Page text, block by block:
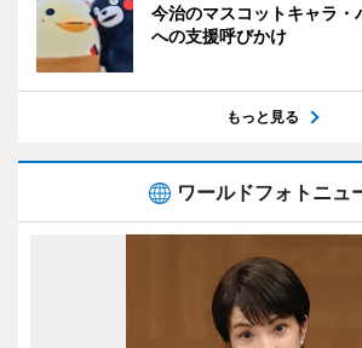
今治のマスコットキャラ・
への支援呼びかけ
もっと見る
ワールドフォトニュ